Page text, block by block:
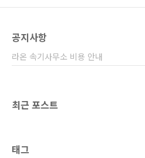
공지사항
라온 속기사무소 비용 안내
최근 포스트
태그